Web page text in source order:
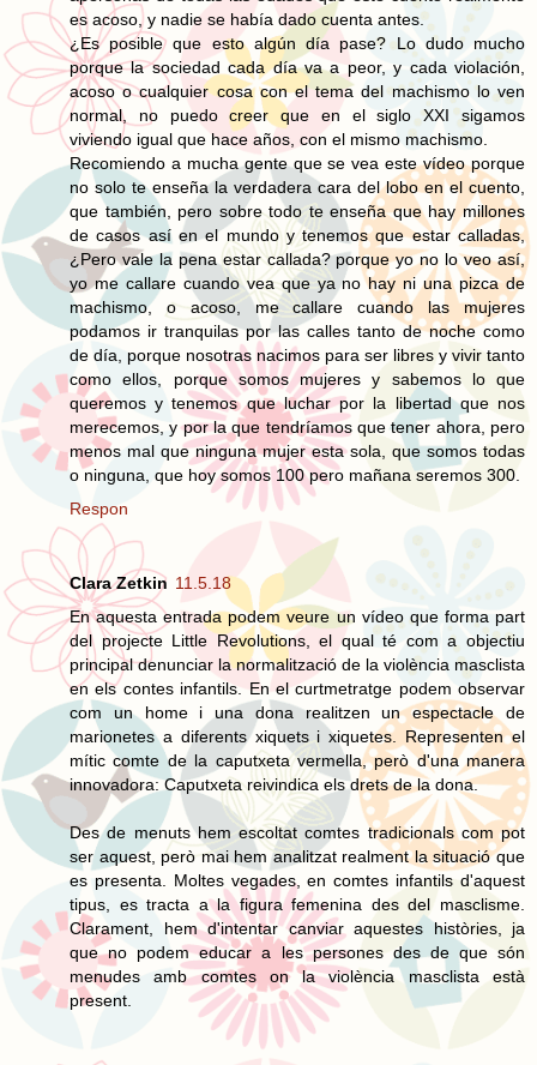
es acoso, y nadie se había dado cuenta antes.
¿Es posible que esto algún día pase? Lo dudo mucho
porque la sociedad cada día va a peor, y cada violación,
acoso o cualquier cosa con el tema del machismo lo ven
normal, no puedo creer que en el siglo XXI sigamos
viviendo igual que hace años, con el mismo machismo.
Recomiendo a mucha gente que se vea este vídeo porque
no solo te enseña la verdadera cara del lobo en el cuento,
que también, pero sobre todo te enseña que hay millones
de casos así en el mundo y tenemos que estar calladas,
¿Pero vale la pena estar callada? porque yo no lo veo así,
yo me callare cuando vea que ya no hay ni una pizca de
machismo, o acoso, me callare cuando las mujeres
podamos ir tranquilas por las calles tanto de noche como
de día, porque nosotras nacimos para ser libres y vivir tanto
como ellos, porque somos mujeres y sabemos lo que
queremos y tenemos que luchar por la libertad que nos
merecemos, y por la que tendríamos que tener ahora, pero
menos mal que ninguna mujer esta sola, que somos todas
o ninguna, que hoy somos 100 pero mañana seremos 300.
Respon
Clara Zetkin 11.5.18
En aquesta entrada podem veure un vídeo que forma part
del projecte Little Revolutions, el qual té com a objectiu
principal denunciar la normalització de la violència masclista
en els contes infantils. En el curtmetratge podem observar
com un home i una dona realitzen un espectacle de
marionetes a diferents xiquets i xiquetes. Representen el
mític comte de la caputxeta vermella, però d'una manera
innovadora: Caputxeta reivindica els drets de la dona.
Des de menuts hem escoltat comtes tradicionals com pot
ser aquest, però mai hem analitzat realment la situació que
es presenta. Moltes vegades, en comtes infantils d'aquest
tipus, es tracta a la figura femenina des del masclisme.
Clarament, hem d'intentar canviar aquestes històries, ja
que no podem educar a les persones des de que són
menudes amb comtes on la violència masclista està
present.